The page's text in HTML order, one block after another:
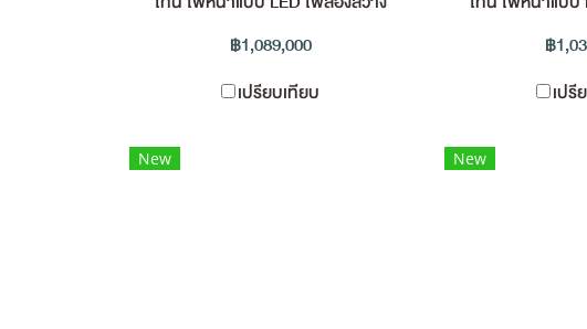
LED สี Smoke ประตูท้ายเปิด - ปิด
ด้วยไฟฟ้า พร้อมระบบแฮนด์ฟรี สี
พร้อมตกแต่งผ้าชนิดพิเศษ ระบบ
ฟอกอากาศ nanoe™ X หน้าจอ
฿1,089,000
เปรียบเทียบ
LED สี Smoke
ด้วยไฟฟ้า พร้อ
พร้อมตกแต่งผ้า
ฟอกอากาศ
฿
เปรี
New New